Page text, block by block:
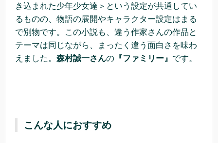
き込まれた少年少女達＞という設定が共通してい
るものの、物語の展開やキャラクター設定はまる
で別物です。この小説も、違う作家さんの作品と
テーマは同じながら、まったく違う面白さを味わ
えました。 森村誠一さんの 『ファミリー』 です。
こんな人におすすめ